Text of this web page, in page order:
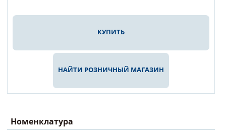
КУПИТЬ
НАЙТИ РОЗНИЧНЫЙ МАГАЗИН
Номенклатура